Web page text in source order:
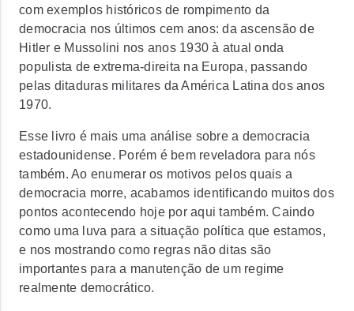
com exemplos históricos de rompimento da
democracia nos últimos cem anos: da ascensão de
Hitler e Mussolini nos anos 1930 à atual onda
populista de extrema-direita na Europa, passando
pelas ditaduras militares da América Latina dos anos
1970.
Esse livro é mais uma análise sobre a democracia
estadounidense. Porém é bem reveladora para nós
também. Ao enumerar os motivos pelos quais a
democracia morre, acabamos identificando muitos dos
pontos acontecendo hoje por aqui também. Caindo
como uma luva para a situação política que estamos,
e nos mostrando como regras não ditas são
importantes para a manutenção de um regime
realmente democrático.